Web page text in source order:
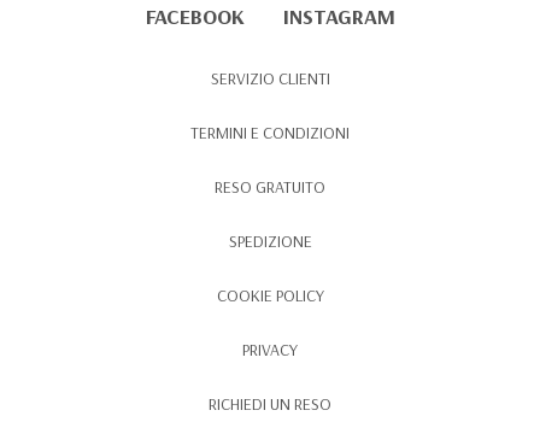
FACEBOOK INSTAGRAM
SERVIZIO CLIENTI
TERMINI E CONDIZIONI
RESO GRATUITO
SPEDIZIONE
COOKIE POLICY
PRIVACY
RICHIEDI UN RESO